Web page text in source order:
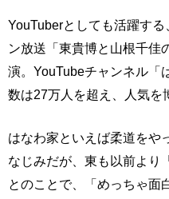
YouTuberとしても活躍す
ン放送「東貴博と山根千佳
演。YouTubeチャンネル「
数は27万人を超え、人気を
はなわ家といえば柔道をや
なじみだが、東も以前より
とのことで、「めっちゃ面